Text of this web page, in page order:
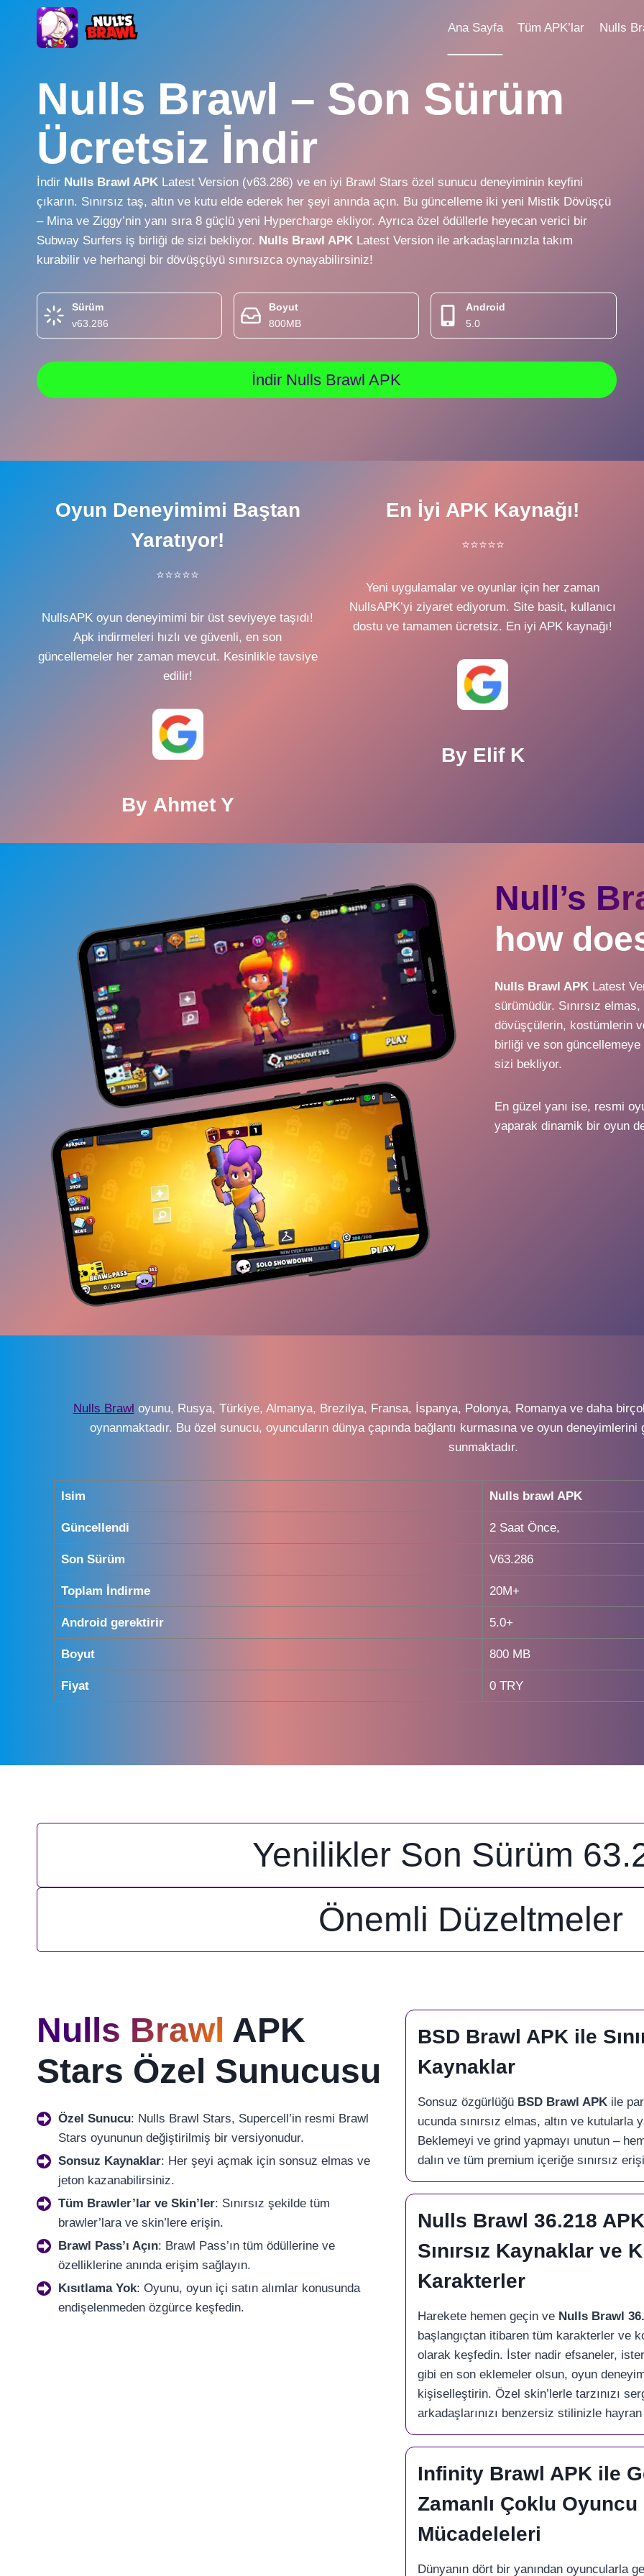
content
Ana Sayfa Tüm APK’lar Nulls
Nulls Brawl – Son Sürüm
Ücretsiz İndir
İndir Nulls Brawl APK Latest Version (v63.286) ve en iyi Brawl Stars özel sunucu deneyiminin keyfini
çıkarın. Sınırsız taş, altın ve kutu elde ederek her şeyi anında açın. Bu güncelleme iki yeni Mistik Dövüşçü
– Mina ve Ziggy’nin yanı sıra 8 güçlü yeni Hypercharge ekliyor. Ayrıca özel ödüllerle heyecan verici bir
Subway Surfers iş birliği de sizi bekliyor. Nulls Brawl APK Latest Version ile arkadaşlarınızla takım
kurabilir ve herhangi bir dövüşçüyü sınırsızca oynayabilirsiniz!
Sürüm
v63.286
Boyut
800MB
Android
5.0
İndir Nulls Brawl APK
Oyun Deneyimimi Baştan
Yaratıyor!
⭐⭐⭐⭐⭐
NullsAPK oyun deneyimimi bir üst seviyeye taşıdı!
Apk indirmeleri hızlı ve güvenli, en son
güncellemeler her zaman mevcut. Kesinlikle tavsiye
edilir!
By Ahmet Y
En İyi APK Kaynağı!
⭐⭐⭐⭐⭐
Yeni uygulamalar ve oyunlar için her zaman
NullsAPK’yi ziyaret ediyorum. Site basit, kullanıcı
dostu ve tamamen ücretsiz. En iyi APK kaynağı!
By Elif K
Null’s
how
Nulls Brawl APK Latest
sürümüdür. Sınırsız
dövüşçülerin, kostümlerin
birliği ve son
sizi bekliyor.
En güzel yanı ise, resmi
yaparak dinamik bir oyun
Nulls Brawl oyunu, Rusya, Türkiye, Almanya, Brezilya, Fransa, İspanya, Polonya, Romanya ve daha
oynanmaktadır. Bu özel sunucu, oyuncuların dünya çapında bağlantı kurmasına ve oyun
sunmaktadır.
Isim Nulls brawl APK
Güncellendi 2 Saat Önce,
Son Sürüm V63.286
Toplam İndirme 20M+
Android gerektirir 5.0+
Boyut 800 MB
Fiyat 0 TRY
Yenilikler Son Sürüm
Önemli Düzeltmeler
Nulls Brawl APK
Stars Özel Sunucusu
Özel Sunucu: Nulls Brawl Stars, Supercell’in resmi Brawl
Stars oyununun değiştirilmiş bir versiyonudur.
Sonsuz Kaynaklar: Her şeyi açmak için sonsuz elmas ve
jeton kazanabilirsiniz.
Tüm Brawler’lar ve Skin’ler: Sınırsız şekilde tüm
brawler’lara ve skin’lere erişin.
Brawl Pass’ı Açın: Brawl Pass’ın tüm ödüllerine ve
özelliklerine anında erişim sağlayın.
Kısıtlama Yok: Oyunu, oyun içi satın alımlar konusunda
endişelenmeden özgürce keşfedin.
BSD Brawl APK ile
Kaynaklar
Sonsuz özgürlüğü BSD Brawl APKile
ucunda sınırsız elmas, altın ve kutularla
Beklemeyi ve grind yapmayı unutun –
dalın ve tüm premium içeriğe sınırsız
Nulls Brawl 36.218
Sınırsız Kaynaklar ve
Karakterler
Harekete hemen geçin ve Nulls Brawl
başlangıçtan itibaren tüm karakterler ve
olarak keşfedin. İster nadir efsaneler,
gibi en son eklemeler olsun, oyun
kişiselleştirin. Özel skin’lerle tarzınızı
arkadaşlarınızı benzersiz stilinizle hayran
Infinity Brawl APK ile
Zamanlı Çoklu Oyuncu
Mücadeleleri
Dünyanın dört bir yanından oyuncularla